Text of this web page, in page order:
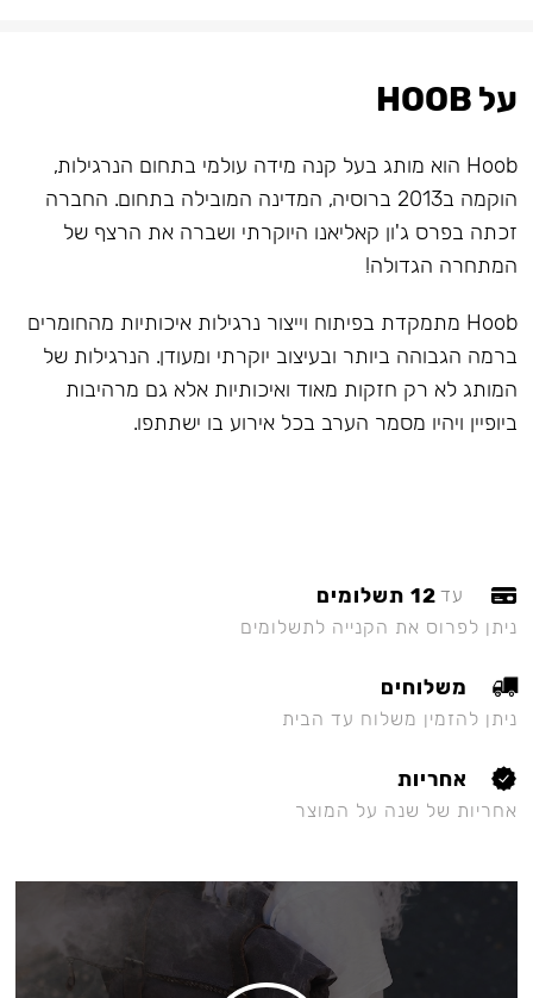
על HOOB
Hoob הוא מותג בעל קנה מידה עולמי בתחום הנרגילות,
הוקמה ב2013 ברוסיה, המדינה המובילה בתחום. החברה
זכתה בפרס ג'ון קאליאנו היוקרתי ושברה את הרצף של
המתחרה הגדולה!
Hoob מתמקדת בפיתוח וייצור נרגילות איכותיות מהחומרים
ברמה הגבוהה ביותר ובעיצוב יוקרתי ומעודן. הנרגילות של
המותג לא רק חזקות מאוד ואיכותיות אלא גם מרהיבות
ביופיין ויהיו מסמר הערב בכל אירוע בו ישתתפו.
עד 12 תשלומים
ניתן לפרוס את הקנייה לתשלומים
משלוחים
ניתן להזמין משלוח עד הבית
אחריות
אחריות של שנה על המוצר